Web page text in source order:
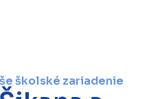
školské zariadenie